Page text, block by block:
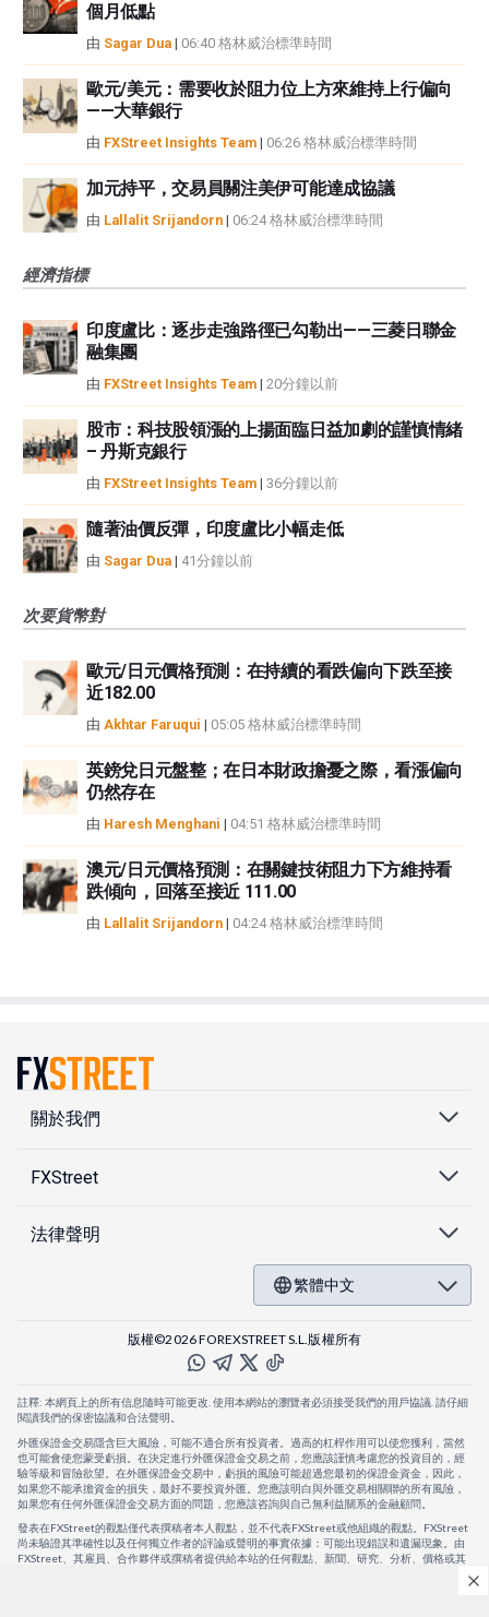
個月低點
由 Sagar Dua | 06:40 格林威治標準時間
歐元/美元：需要收於阻力位上方來維持上行偏向
——大華銀行
由 FXStreet Insights Team | 06:26 格林威治標準時間
加元持平，交易員關注美伊可能達成協議
由 Lallalit Srijandorn | 06:24 格林威治標準時間
經濟指標
印度盧比：逐步走強路徑已勾勒出——三菱日聯金
融集團
由 FXStreet Insights Team | 20分鐘以前
股市：科技股領漲的上揚面臨日益加劇的謹慎情緒
– 丹斯克銀行
由 FXStreet Insights Team | 36分鐘以前
隨著油價反彈，印度盧比小幅走低
由 Sagar Dua | 41分鐘以前
次要貨幣對
歐元/日元價格預測：在持續的看跌偏向下跌至接
近182.00
由 Akhtar Faruqui | 05:05 格林威治標準時間
英鎊兌日元盤整；在日本財政擔憂之際，看漲偏向
仍然存在
由 Haresh Menghani | 04:51 格林威治標準時間
澳元/日元價格預測：在關鍵技術阻力下方維持看
跌傾向，回落至接近 111.00
由 Lallalit Srijandorn | 04:24 格林威治標準時間
關於我們
FXStreet
法律聲明
繁體中文
版權©2026 FOREXSTREET S.L.版權所有
註釋: 本網頁上的所有信息隨時可能更改. 使用本網站的瀏覽者必須接受我們的用戶協議. 請仔細
閱讀我們的保密協議和合法聲明。
外匯保證金交易隱含巨大風險，可能不適合所有投資者。過高的杠桿作用可以使您獲利，當然
也可能會使您蒙受虧損。在決定進行外匯保證金交易之前，您應該謹慎考慮您的投資目的，經
驗等級和冒險欲望。在外匯保證金交易中，虧損的風險可能超過您最初的保證金資金，因此，
如果您不能承擔資金的損失，最好不要投資外匯。您應該明白與外匯交易相關聯的所有風險，
如果您有任何外匯保證金交易方面的問題，您應該咨詢與自己無利益關系的金融顧問。
發表在FXStreet的觀點僅代表撰稿者本人觀點，並不代表FXStreet或他組織的觀點。FXStreet
尚未驗證其準確性以及任何獨立作者的評論或聲明的事實依據：可能出現錯誤和遺漏現象。由
FXStreet、其雇員、合作夥伴或撰稿者提供給本站的任何觀點、新聞、研究、分析、價格或其